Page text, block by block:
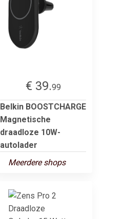
€ 39.99
Belkin BOOSTCHARGE
Magnetische
draadloze 10W-
autolader
Meerdere shops